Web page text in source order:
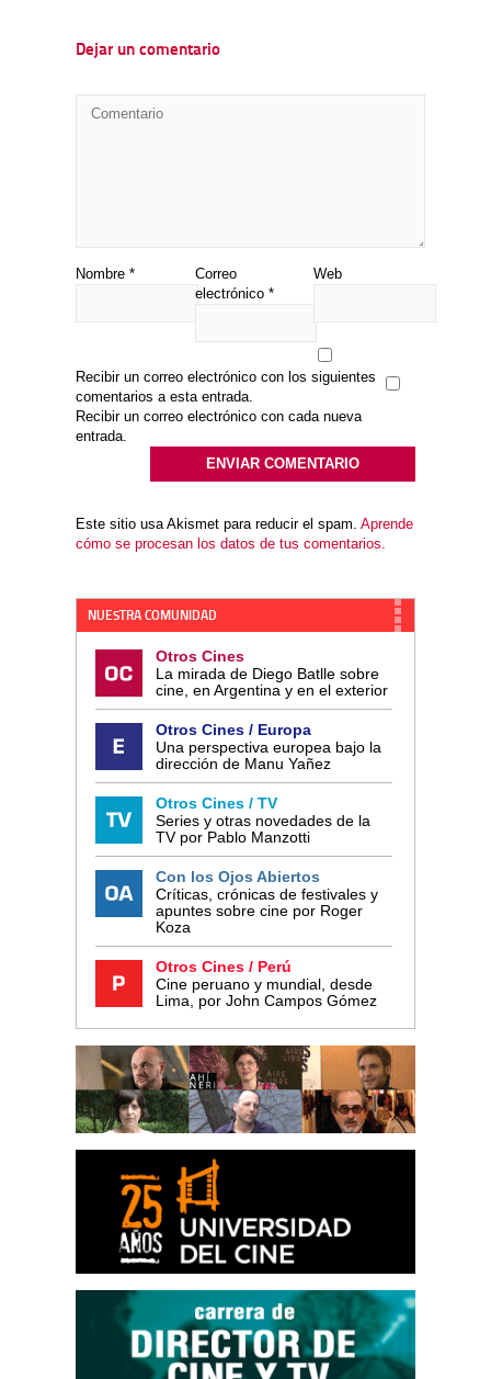
Dejar un comentario
Nombre *
Correo
electrónico *
Web
Recibir un correo electrónico con los siguientes
comentarios a esta entrada.
Recibir un correo electrónico con cada nueva
entrada.
Este sitio usa Akismet para reducir el spam. Aprende
cómo se procesan los datos de tus comentarios.
NUESTRA COMUNIDAD
Otros Cines
La mirada de Diego Batlle sobre
cine, en Argentina y en el exterior
Otros Cines / Europa
Una perspectiva europea bajo la
dirección de Manu Yañez
Otros Cines / TV
Series y otras novedades de la
TV por Pablo Manzotti
Con los Ojos Abiertos
Críticas, crónicas de festivales y
apuntes sobre cine por Roger
Koza
Otros Cines / Perú
Cine peruano y mundial, desde
Lima, por John Campos Gómez